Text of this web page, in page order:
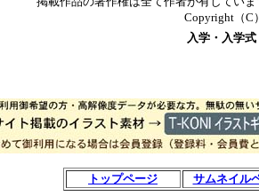
Copyright（C
入学・入学
トップページ サムネイル